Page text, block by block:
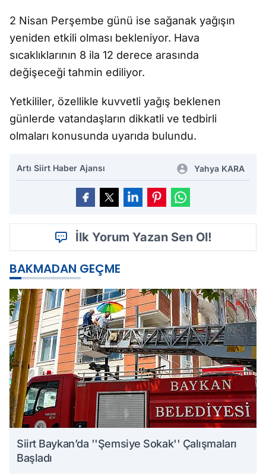
2 Nisan Perşembe günü ise sağanak yağışın
yeniden etkili olması bekleniyor. Hava
sıcaklıklarının 8 ila 12 derece arasında
değişeceği tahmin ediliyor.
Yetkililer, özellikle kuvvetli yağış beklenen
günlerde vatandaşların dikkatli ve tedbirli
olmaları konusunda uyarıda bulundu.
Artı Siirt Haber Ajansı Yahya KARA
İlk Yorum Yazan Sen Ol!
BAKMADAN GEÇME
Siirt Baykan’da ''Şemsiye Sokak'' Çalışmaları
Başladı